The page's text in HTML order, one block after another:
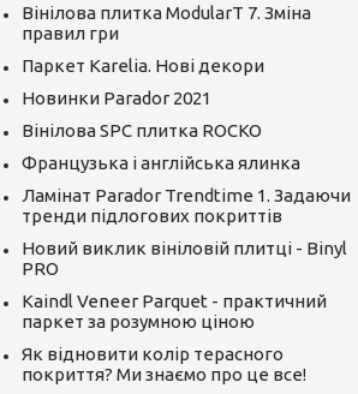
Вінілова плитка ModularT 7. Зміна
правил гри
Паркет Karelia. Нові декори
Новинки Parador 2021
Вінілова SPC плитка ROCKO
Французька і англійська ялинка
Ламінат Parador Trendtime 1. Задаючи
тренди підлогових покриттів
Новий виклик вініловій плитці - Binyl
PRO
Kaindl Veneer Parquet - практичний
паркет за розумною ціною
Як відновити колір терасного
покриття? Ми знаємо про це все!